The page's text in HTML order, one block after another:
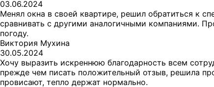
03.06.2024
Менял окна в своей квартире, решил обратиться к
сравнивать с другими аналогичными компаниями.
погоду.
Виктория Мухина
30.05.2024
Хочу выразить искреннюю благодарность всем
прежде чем писать положительный отзыв, решила
провисают, тепло держат нормально.